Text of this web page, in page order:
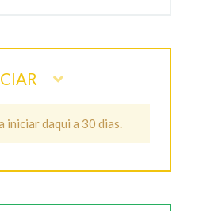
iniciar daqui a 30 dias.